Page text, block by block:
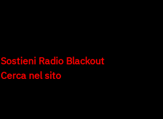
Sostieni Radio Blackout
Cerca nel sito